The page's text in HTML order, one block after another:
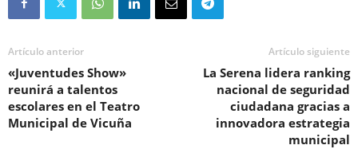
Artículo anterior
«Juventudes Show»
reunirá a talentos
escolares en el Teatro
Municipal de Vicuña
Artículo siguiente
La Serena lidera ranking
nacional de seguridad
ciudadana gracias a
innovadora estrategia
municipal